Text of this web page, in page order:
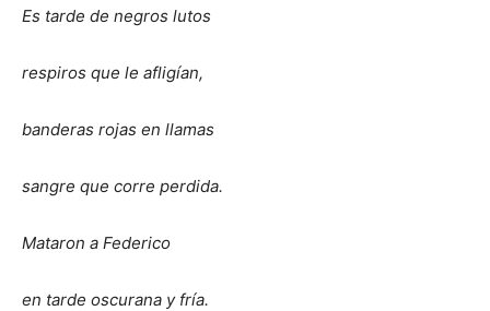
Es tarde de negros lutos
respiros que le afligían,
banderas rojas en llamas
sangre que corre perdida.
Mataron a Federico
en tarde oscurana y fría.